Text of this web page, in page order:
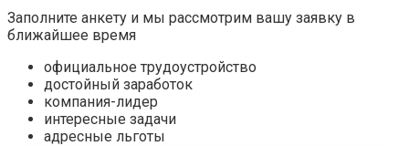
Заполните анкету и мы рассмотрим вашу заявку в
ближайшее время
официальное трудоустройство
достойный заработок
компания-лидер
интересные задачи
адресные льготы